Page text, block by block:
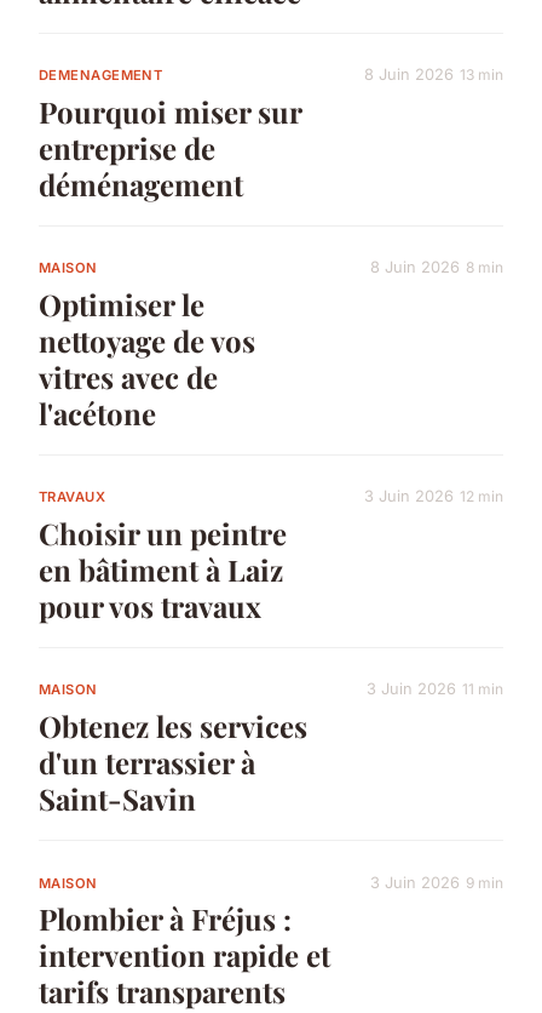
DEMENAGEMENT
Pourquoi miser sur
entreprise de
déménagement
8 Juin 2026 13 min
MAISON
Optimiser le
nettoyage de vos
vitres avec de
l'acétone
8 Juin 2026 8 min
TRAVAUX
Choisir un peintre
en bâtiment à Laiz
pour vos travaux
3 Juin 2026 12 min
MAISON
Obtenez les services
d'un terrassier à
Saint-Savin
3 Juin 2026 11 min
MAISON
Plombier à Fréjus :
intervention rapide et
tarifs transparents
3 Juin 2026 9 min